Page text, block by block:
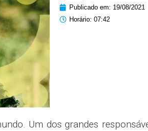
Publicado em: 19/08/2021
Horário: 07:42
Um dos grandes